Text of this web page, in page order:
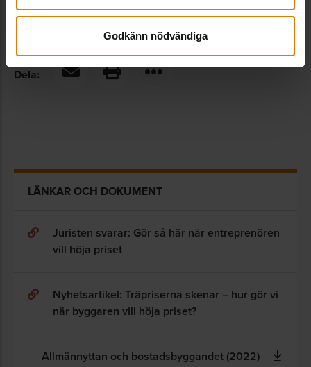
Godkänn nödvändiga
Dela:
LÄNKAR OCH DOKUMENT
Juristen svarar: Gör så här när entreprenören
vill höja priset
Nyhetsartikel: Träpriserna skenar – hur gör vi
när byggaren vill höja priset?
Allmännyttan och bostadsbyggandet (2022)